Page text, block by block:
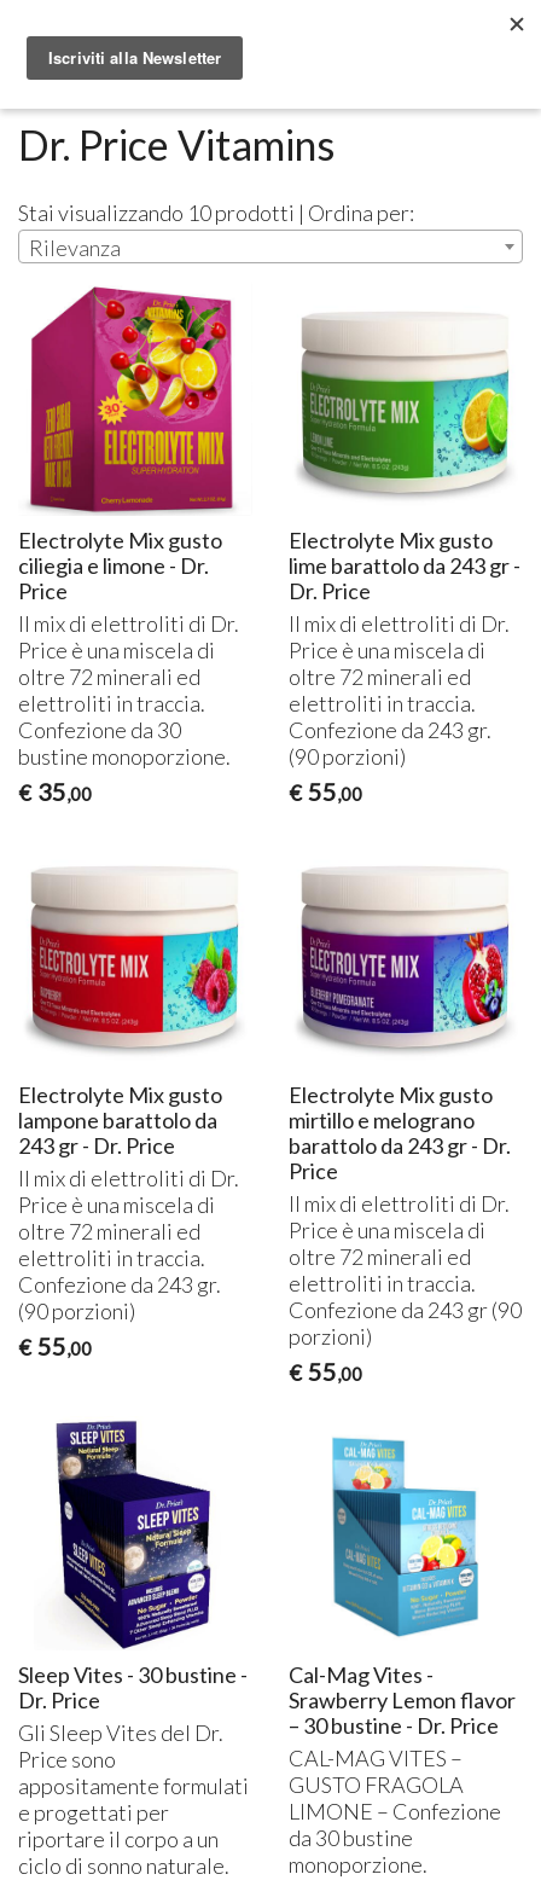
Dr. Price Vitamins
Stai visualizzando 10 prodotti | Ordina per:
Rilevanza
Electrolyte Mix gusto
ciliegia e limone - Dr.
Price
Il mix di elettroliti di Dr.
Price è una miscela di
oltre 72 minerali ed
elettroliti in traccia.
Confezione da 30
bustine monoporzione.
€ 35,00
Electrolyte Mix gusto
lime barattolo da 243 gr -
Dr. Price
Il mix di elettroliti di Dr.
Price è una miscela di
oltre 72 minerali ed
elettroliti in traccia.
Confezione da 243 gr.
(90 porzioni)
€ 55,00
Electrolyte Mix gusto
lampone barattolo da
243 gr - Dr. Price
Il mix di elettroliti di Dr.
Price è una miscela di
oltre 72 minerali ed
elettroliti in traccia.
Confezione da 243 gr.
(90 porzioni)
€ 55,00
Electrolyte Mix gusto
mirtillo e melograno
barattolo da 243 gr - Dr.
Price
Il mix di elettroliti di Dr.
Price è una miscela di
oltre 72 minerali ed
elettroliti in traccia.
Confezione da 243 gr (90
porzioni)
€ 55,00
Sleep Vites - 30 bustine -
Dr. Price
Gli Sleep Vites del Dr.
Price sono
appositamente formulati
e progettati per
riportare il corpo a un
ciclo di sonno naturale.
Cal-Mag Vites -
Srawberry Lemon flavor
– 30 bustine - Dr. Price
CAL -MAGVITES –
GUSTO FRAGOLA
LIMONE – Confezione
da 30 bustine
monoporzione.